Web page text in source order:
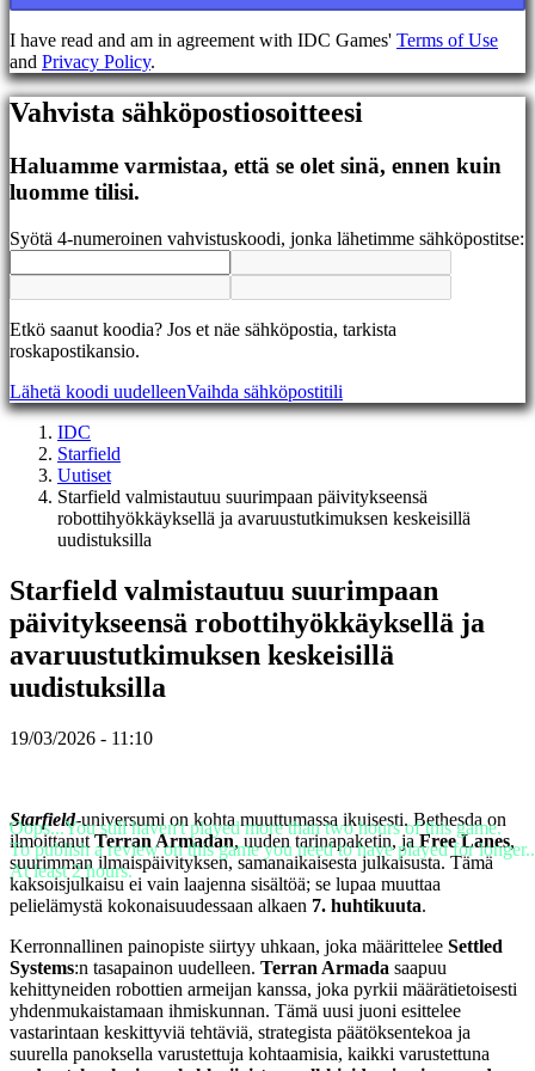
EL
EN
ES
FI
FR
HR
JA
KO
NL
PL
SR
SV
TR
UK
Peli
Gameplay
Pelin
sisäiset
tapahtumat
Uutiset
Oppaat
I have read and am in agreement with IDC Games' Terms of Use
and Privacy Policy.
Vahvista sähköpostiosoitteesi
Haluamme varmistaa, että se olet sinä, ennen kuin
luomme tilisi.
Syötä 4-numeroinen vahvistuskoodi, jonka lähetimme sähköpostitse:
Etkö saanut koodia? Jos et näe sähköpostia, tarkista
roskapostikansio.
Lähetä koodi uudelleenVaihda sähköpostitili
IDC
Starfield
Uutiset
Starfield valmistautuu suurimpaan päivitykseensä
robottihyökkäyksellä ja avaruustutkimuksen keskeisillä
uudistuksilla
Starfield valmistautuu suurimpaan
päivitykseensä robottihyökkäyksellä ja
avaruustutkimuksen keskeisillä
uudistuksilla
19/03/2026 - 11:10
Starfield-universumi on kohta muuttumassa ikuisesti. Bethesda on
ilmoittanutTerran Armadan, uuden tarinapaketin, jaFree Lanes,
suurimman ilmaispäivityksen, samanaikaisesta julkaisusta. Tämä
kaksoisjulkaisu ei vain laajenna sisältöä; se lupaa muuttaa
pelielämystä kokonaisuudessaan alkaen 7. huhtikuuta.
Kerronnallinen painopiste siirtyy uhkaan, joka määrittelee Settled
Systems:n tasapainon uudelleen. Terran Armada saapuu
kehittyneiden robottien armeijan kanssa, joka pyrkii määrätietoisesti
yhdenmukaistamaan ihmiskunnan. Tämä uusi juoni esittelee
vastarintaan keskittyviä tehtäviä, strategista päätöksentekoa ja
suurella panoksella varustettuja kohtaamisia, kaikki varustettuna
Oops...You still haven't played more than two hours of this game.
To publish a review on this game you need to have played for
At least 2 hours.